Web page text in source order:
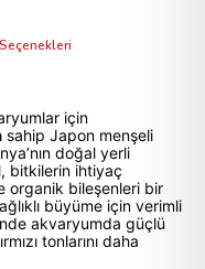
için
sahip Japon menşeli
doğal yerli
bitkilerin ihtiyaç
organik bileşenleri bir
büyüme için verimli
akvaryumda güçlü
tonlarını daha